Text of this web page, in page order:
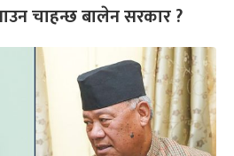
चाहन्छ बालेन सरकार ?